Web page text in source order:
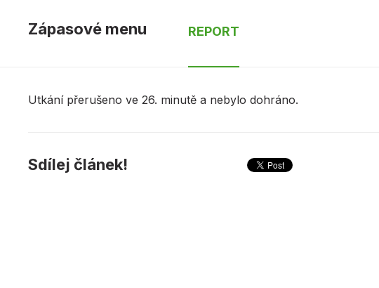
Zápasové menu REPORT
Utkání přerušeno ve 26. minutě a nebylo dohráno.
Sdílej článek!